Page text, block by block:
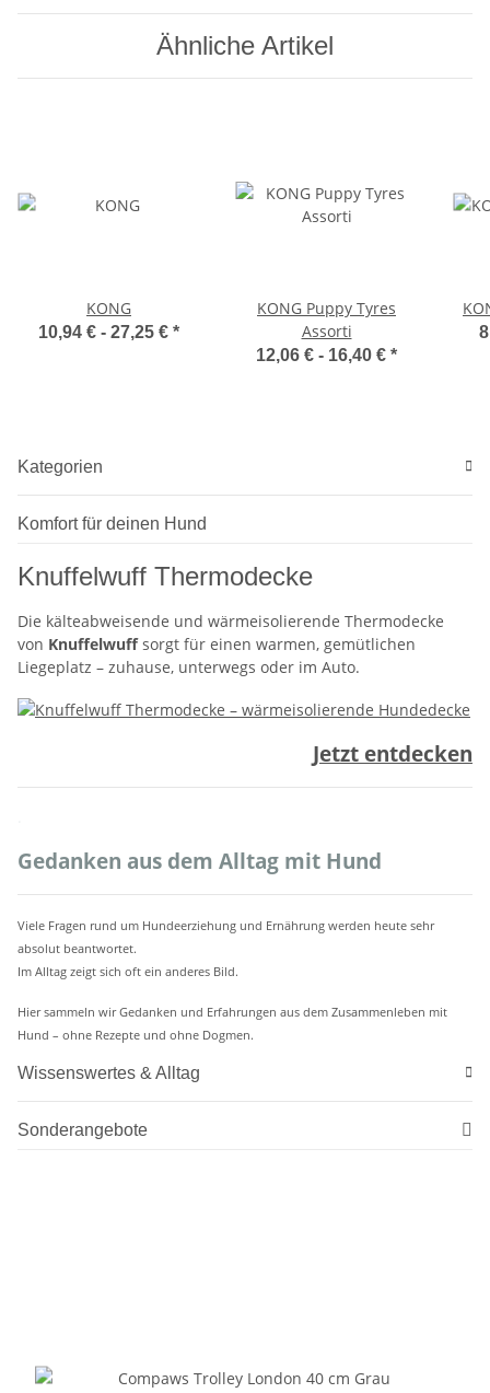
Ähnliche Artikel
KONG
10,94 € - 27,25 € *
KONG Puppy Tyres
Assorti
12,06 € - 16,40 € *
Kategorien
Komfort für deinen Hund
Knuffelwuff Thermodecke
Die kälteabweisende und wärmeisolierende Thermodecke
von Knuffelwuffsorgt für einen warmen, gemütlichen
Liegeplatz – zuhause, unterwegs oder im Auto.
Jetzt entdecken
Gedanken aus dem Alltag mit Hund
Viele Fragen rund um Hundeerziehung und Ernährung werden heute sehr
absolut beantwortet.
Im Alltag zeigt sich oft ein anderes Bild.
Hier sammeln wir Gedanken und Erfahrungen aus dem Zusammenleben mit
Hund – ohne Rezepte und ohne Dogmen.
Wissenswertes & Alltag
Sonderangebote